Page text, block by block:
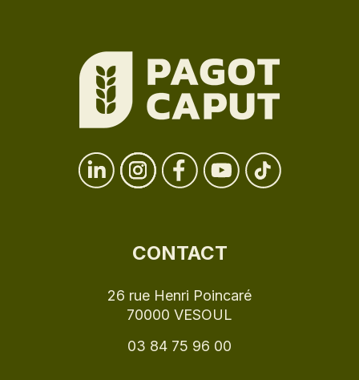
CONTACT
26 rue Henri Poincaré
70000 VESOUL
03 84 75 96 00